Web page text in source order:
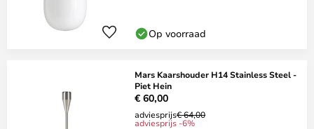
Op voorraad
Mars Kaarshouder H14 Stainless Steel -
Piet Hein
€ 60,00
adviesprijs€ 64,00
adviesprijs -6%